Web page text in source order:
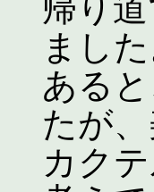
帰り
まし
ある
たが
カク